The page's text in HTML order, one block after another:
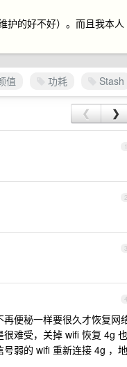
护的好不好）。而且我本人
值 功耗 Stash
❮ ❯
1
2
3
4
便秘一样要很久才恢复网
难受，关掉 wifi 恢复 4g 也
弱的 wifi 重新连接 4g ，地